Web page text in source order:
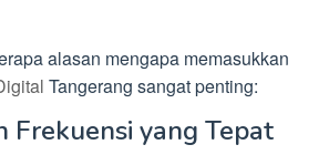
alasan mengapa memasukkan
Tangerang sangat penting:
Frekuensi yang Tepat